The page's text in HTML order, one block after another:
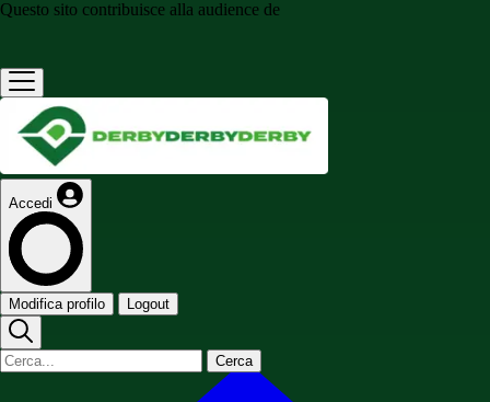
Questo sito contribuisce alla audience de
Accedi
Modifica profilo Logout
Cerca